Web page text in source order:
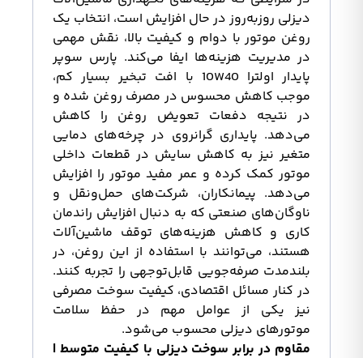
دیزلی روز‌به‌روز در حال افزایش است، انتخاب یک
روغن موتور با دوام و کیفیت بالا، نقش مهمی
در مدیریت هزینه‌ها ایفا می‌کند. پارس سوپر
پایدار اولترا 10W40 با افت تبخیر بسیار کم،
موجب کاهش محسوس در مصرف روغن شده و
در نتیجه دفعات تعویض روغن را کاهش
می‌دهد. پایداری گرانروی در چرخه‌های دمایی
متغیر نیز به کاهش سایش در قطعات داخلی
موتور کمک کرده و عمر مفید موتور را افزایش
می‌دهد. پیمانکاران، شرکت‌های حمل‌ونقل و
ناوگان‌های صنعتی که به دنبال افزایش راندمان
کاری و کاهش هزینه‌های توقف ماشین‌آلات
هستند، می‌توانند با استفاده از این روغن، در
بلندمدت صرفه‌جویی قابل‌توجهی را تجربه کنند.
در کنار مسائل اقتصادی، کیفیت سوخت مصرفی
نیز یکی از عوامل مهم در حفظ سلامت
موتورهای دیزلی محسوب می‌شود.
مقاوم در برابر سوخت دیزلی با کیفیت متوسط |